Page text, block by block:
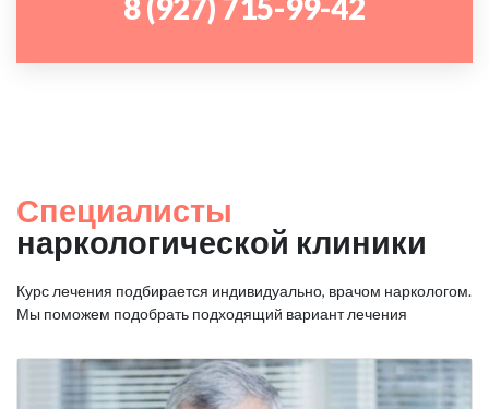
8 (927) 715-99-42
Специалисты
наркологической клиники
Курс лечения подбирается индивидуально, врачом наркологом.
Мы поможем подобрать подходящий вариант лечения